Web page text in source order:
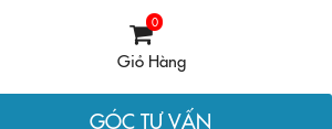
0
Giỏ Hàng
GÓC TƯ VẤN